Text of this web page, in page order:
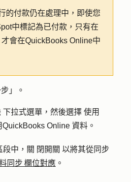
的付款仍在處理中，即使您
中標記為已付款，只有在
會在QuickBooks Online中
」。
下拉式選單，然後選擇 使用
QuickBooks Online 資料。
中，關 閉開關 以將其從同步
同步 欄位對應 。